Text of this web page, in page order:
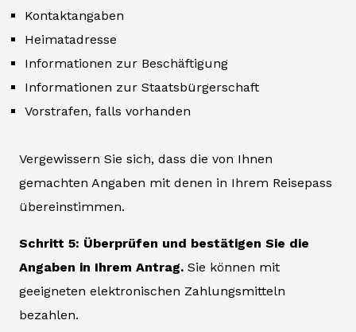
Kontaktangaben
Heimatadresse
Informationen zur Beschäftigung
Informationen zur Staatsbürgerschaft
Vorstrafen, falls vorhanden
Vergewissern Sie sich, dass die von Ihnen
gemachten Angaben mit denen in Ihrem Reisepass
übereinstimmen.
Schritt 5: Überprüfen und bestätigen Sie die
Angaben in Ihrem Antrag. Sie können mit
geeigneten elektronischen Zahlungsmitteln
bezahlen.